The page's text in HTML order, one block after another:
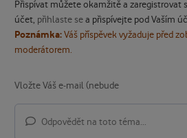
Přispívat můžete okamžitě a zaregistrovat
účet, přihlaste sea přispívejte pod Vaším
Poznámka:Váš příspěvek vyžaduje před
moderátorem.
Odpovědět na toto téma...